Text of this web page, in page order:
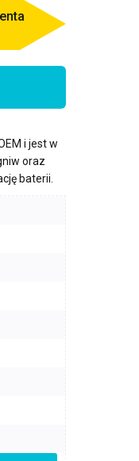
i jest w
oraz
baterii.